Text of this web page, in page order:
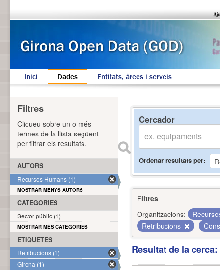
Inici Dades Entitats, àrees i serveis
Cercador
Ordenar resultats per
Filtres
Organitzacions:
Retribucions
Resultat de la
Filtres
Cliqueu sobre un o més
termes de la llista següent
per filtrar els resultats.
AUTORS
Recursos Humans (1)
MOSTRAR MENYS AUTORS
CATEGORIES
Sector públic (1)
MOSTRAR MÉS CATEGORIES
ETIQUETES
Retribucions (1)
Girona (1)